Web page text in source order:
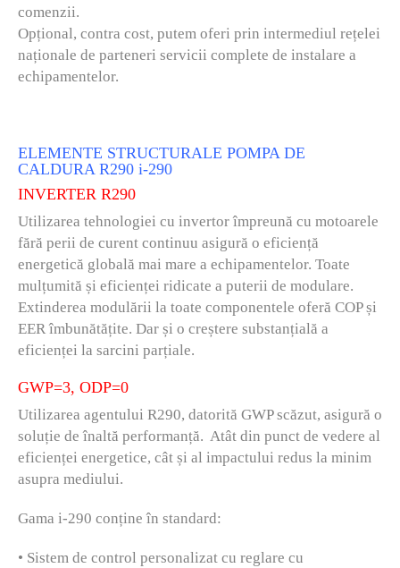
comenzii.
Opțional, contra cost, putem oferi prin intermediul rețelei
naționale de parteneri servicii complete de instalare a
echipamentelor.
ELEMENTE STRUCTURALE POMPA DE
CALDURA R290 i-290
INVERTER R290
Utilizarea tehnologiei cu invertor împreună cu motoarele
fără perii de curent continuu asigură o eficiență
energetică globală mai mare a echipamentelor. Toate
mulțumită și eficienței ridicate a puterii de modulare.
Extinderea modulării la toate componentele oferă COP și
EER îmbunătățite. Dar și o creștere substanțială a
eficienței la sarcini parțiale.
GWP=3, ODP=0
Utilizarea agentului R290, datorită GWP scăzut, asigură o
soluție de înaltă performanță. Atât din punct de vedere al
eficienței energetice, cât și al impactului redus la minim
asupra mediului.
Gama i-290 conține în standard:
• Sistem de control personalizat cu reglare cu